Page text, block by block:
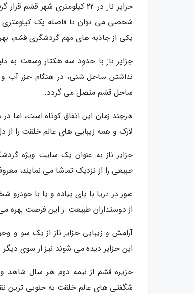
جزایر ناز در 22 کیلومتری
شخصی می توان تا فاصله یک کیلومتری
یکی از جاذبه های مهم گردشگری قشم،
نداشتن ساحل شنی، در هنگام جزر آب و
ساحل قشم متصل می گردد.
هرچند زمان این اتفاق کوتاه است، اما
لارک و همه زیبایی های عالم خلقت را
جزایر ناز به عنوان یک سایت ویژه
طبیعی را از نزدیک تماشا می نمایند،
عبور در دریا با پای پیاده و یا با
از دوستداران طبیعت از این فرصت بهره
آرامش و زیبایی جزایر ناز از یک سو
این جزایر دیده می شوند نیز از سوی
جزیره قشم از نیمه دوم هر سال شاهد
شگفتی های عالم خلقت به جنوبی ترین